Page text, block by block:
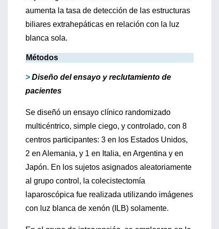
aumenta la tasa de detección de las estructuras
biliares extrahepáticas en relación con la luz
blanca sola.
Métodos
> Diseño del ensayo y reclutamiento de
pacientes
Se diseñó un ensayo clínico randomizado
multicéntrico, simple ciego, y controlado, con 8
centros participantes: 3 en los Estados Unidos,
2 en Alemania, y 1 en Italia, en Argentina y en
Japón. En los sujetos asignados aleatoriamente
al grupo control, la colecistectomía
laparoscópica fue realizada utilizando imágenes
con luz blanca de xenón (ILB) solamente.